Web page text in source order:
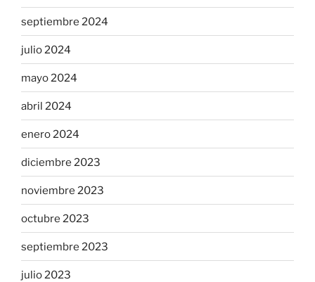
septiembre 2024
julio 2024
mayo 2024
abril 2024
enero 2024
diciembre 2023
noviembre 2023
octubre 2023
septiembre 2023
julio 2023